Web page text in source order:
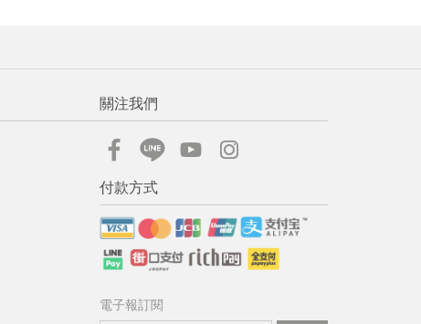
關注我們
付款方式
電子報訂閱